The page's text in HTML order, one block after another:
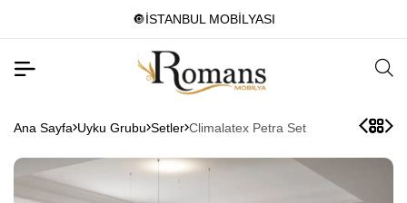
🔘İSTANBUL MOBİLYASI
Ana Sayfa Uyku Grubu Setler Climalatex Petra Set